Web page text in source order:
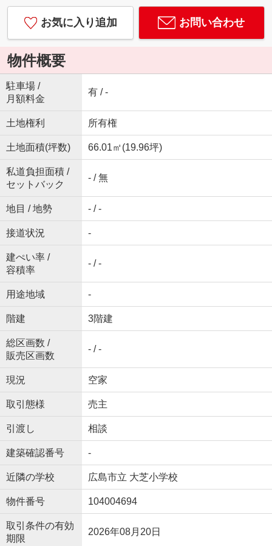
お気に入り追加 お問い合わせ
物件概要
駐車場 /
月額料金
有 / -
土地権利 所有権
土地面積(坪数) 66.01㎡(19.96坪)
私道負担面積 /
セットバック
- / 無
地目 / 地勢 - / -
接道状況 -
建ぺい率 /
容積率
- / -
用途地域 -
階建 3階建
総区画数 /
販売区画数
- / -
現況 空家
取引態様 売主
引渡し 相談
建築確認番号 -
近隣の学校 広島市立 大芝小学校
物件番号 104004694
取引条件の有効
期限
2026年08月20日